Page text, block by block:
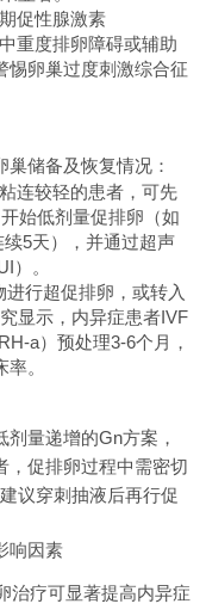
促性腺激素
重度排卵障碍或辅助
惕卵巢过度刺激综合征
储备及恢复情况：
连较轻的患者，可先
始低剂量促排卵（如
5天），并通过超声
）。
行超促排卵，或转入
显示，内异症患者IVF
a）预处理3-6个月，
。
量递增的Gn方案，
，促排卵过程中需密切
议穿刺抽液后再行促
响因素
治疗可显著提高内异症